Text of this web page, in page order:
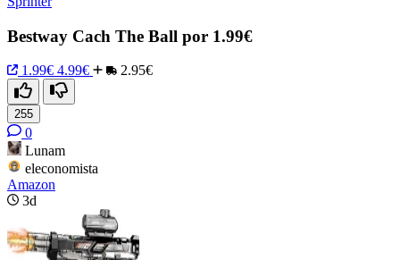
Bestway Cach The Ball por 1.99€
1.99€ 4.99€ 2.95€
255
0
Lunam
eleconomista
Amazon
3d